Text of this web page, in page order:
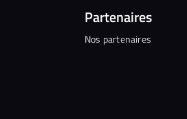
Partenaires
Nos partenaires